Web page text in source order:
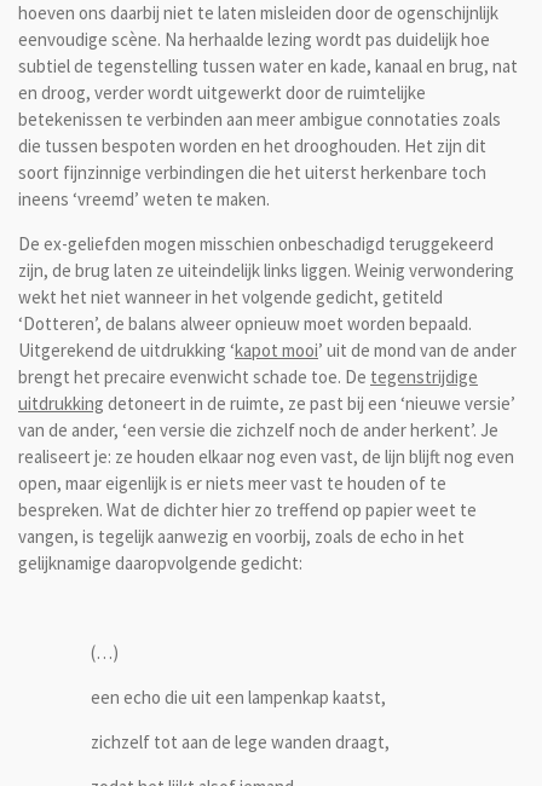
hoeven ons daarbij niet te laten misleiden door de ogenschijnlijk
eenvoudige scène. Na herhaalde lezing wordt pas duidelijk hoe
subtiel de tegenstelling tussen water en kade, kanaal en brug, nat
en droog, verder wordt uitgewerkt door de ruimtelijke
betekenissen te verbinden aan meer ambigue connotaties zoals
die tussen bespoten worden en het drooghouden. Het zijn dit
soort fijnzinnige verbindingen die het uiterst herkenbare toch
ineens ‘vreemd’ weten te maken.
De ex-geliefden mogen misschien onbeschadigd teruggekeerd
zijn, de brug laten ze uiteindelijk links liggen. Weinig verwondering
wekt het niet wanneer in het volgende gedicht, getiteld
‘Dotteren’, de balans alweer opnieuw moet worden bepaald.
Uitgerekend de uitdrukking ‘kapot mooi’ uit de mond van de ander
brengt het precaire evenwicht schade toe. De tegenstrijdige
uitdrukking detoneert in de ruimte, ze past bij een ‘nieuwe versie’
van de ander, ‘een versie die zichzelf noch de ander herkent’. Je
realiseert je: ze houden elkaar nog even vast, de lijn blijft nog even
open, maar eigenlijk is er niets meer vast te houden of te
bespreken. Wat de dichter hier zo treffend op papier weet te
vangen, is tegelijk aanwezig en voorbij, zoals de echo in het
gelijknamige daaropvolgende gedicht:
(…)
een echo die uit een lampenkap kaatst,
zichzelf tot aan de lege wanden draagt,